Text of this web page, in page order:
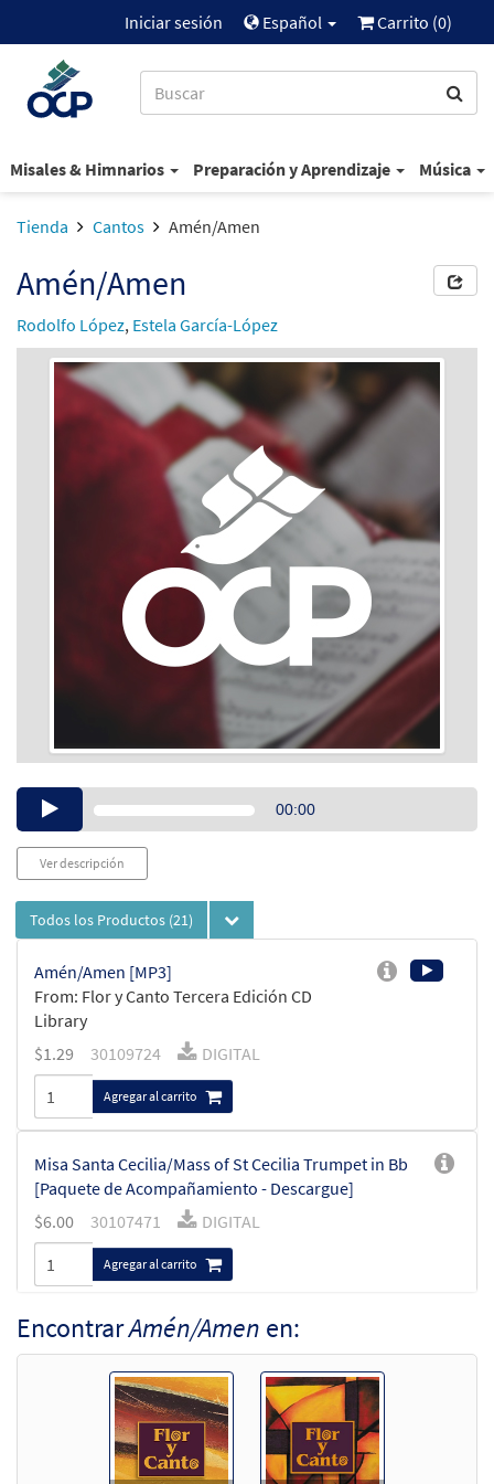
Iniciar sesión Español Carrito (0)
Misales & Himnarios Preparación y Aprendizaje Música
Tienda Cantos Amén/Amen
Amén/Amen
Rodolfo López, Estela García-López
Audio00:00
Ver descripción
Todos los Productos (21)
Amén/Amen [MP3]
From: Flor y Canto Tercera Edición CD
Library
$1.29 30109724 DIGITAL
Agregar al carrito
Misa Santa Cecilia/Mass of St Cecilia Trumpet in Bb
[Paquete de Acompañamiento - Descargue]
$6.00 30107471 DIGITAL
Agregar al carrito
Amén/Amen [Paquete de Acompañamiento -
Descargue]
from Misa Santa Cecilia/Mass of St. Cecilia
30103607 DIGITAL
Agregar al carrito
EncontrarAmén/Amen en: